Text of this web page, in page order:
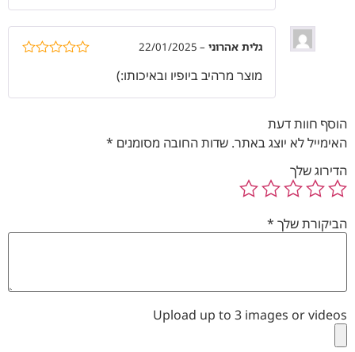
5
גלית אהרוני –
22/01/2025
מוצר מרהיב ביופיו ובאיכותו:)
הוסף חוות דעת
האימייל לא יוצג באתר. שדות החובה מסומנים *
הדירוג שלך
הביקורת שלך *
Upload up to 3 images or videos